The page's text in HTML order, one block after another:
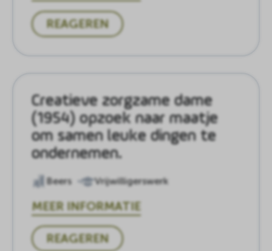
REAGEREN
Creatieve zorgzame dame
(1954) opzoek naar maatje
om samen leuke dingen te
ondernemen.
Beers Vrijwilligerswerk
MEER INFORMATIE
REAGEREN